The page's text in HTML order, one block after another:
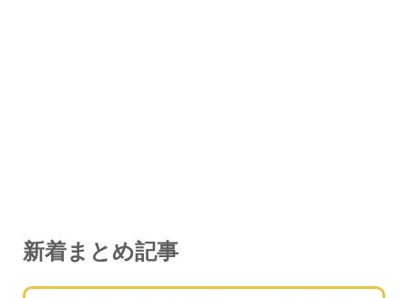
新着まとめ記事